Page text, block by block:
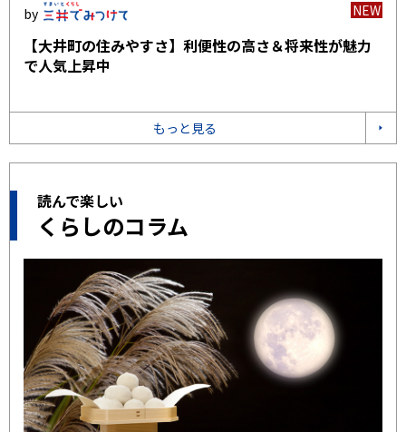
NEW
【大井町の住みやすさ】利便性の高さ＆将来性が魅力
で人気上昇中
もっと見る
読んで楽しい
くらしのコラム